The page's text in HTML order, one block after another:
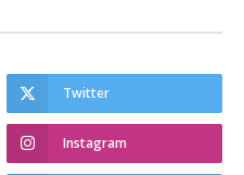
Twitter
Instagram